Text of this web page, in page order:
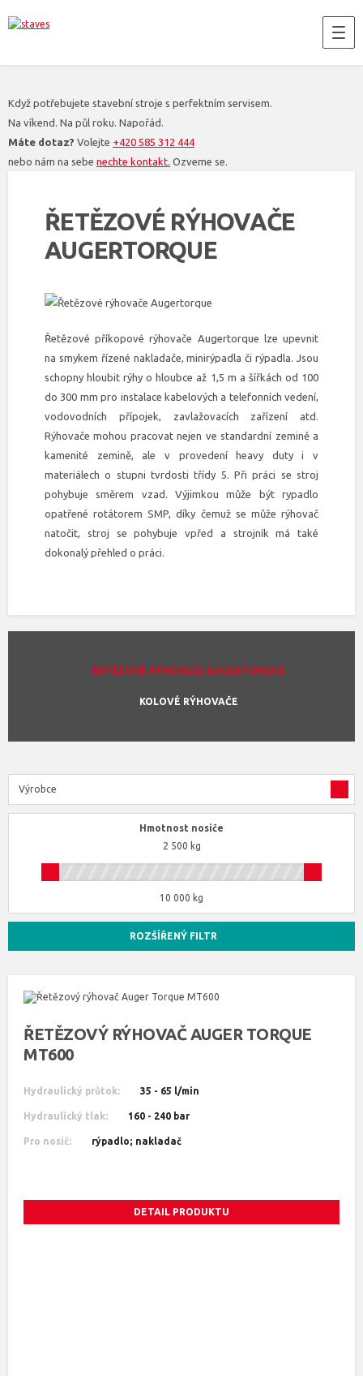
Když potřebujete stavební stroje s perfektním servisem.
Na víkend. Na půl roku. Napořád.
Máte dotaz? Volejte +420 585 312 444
nebo nám na sebe nechte kontakt. Ozveme se.
ŘETĚZOVÉ RÝHOVAČE
AUGERTORQUE
Řetězové příkopové rýhovače Augertorque lze upevnit
na smykem řízené nakladače, minirýpadla či rýpadla. Jsou
schopny hloubit rýhy o hloubce až 1,5 m a šířkách od 100
do 300 mm pro instalace kabelových a telefonních vedení,
vodovodních přípojek, zavlažovacích zařízení atd.
Rýhovače mohou pracovat nejen ve standardní zemině a
kamenité zemině, ale v provedení heavy duty i v
materiálech o stupni tvrdosti třídy 5. Při práci se stroj
pohybuje směrem vzad. Výjimkou může být rypadlo
opatřené rotátorem SMP, díky čemuž se může rýhovač
natočit, stroj se pohybuje vpřed a strojník má také
dokonalý přehled o práci.
ŘETĚZOVÉ RÝHOVAČE AUGERTORQUE
KOLOVÉ RÝHOVAČE
Výrobce
Hmotnost nosiče
2 500 kg
10 000 kg
ROZŠÍŘENÝ FILTR
ŘETĚZOVÝ RÝHOVAČ AUGER TORQUE
MT600
Hydraulický průtok: 35 - 65 l/min
Hydraulický tlak: 160 - 240 bar
Pro nosič: rýpadlo; nakladač
DETAIL PRODUKTU